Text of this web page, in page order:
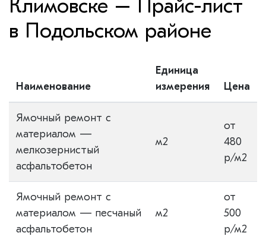
Климовске – Прайс-лист
в Подольском районе
Наименование
Единица
измерения
Цена
Ямочный ремонт с
материалом —
мелкозернистый
асфальтобетон
м2
от
480
р/м2
Ямочный ремонт с
материалом — песчаный
асфальтобетон
м2
от
500
р/м2